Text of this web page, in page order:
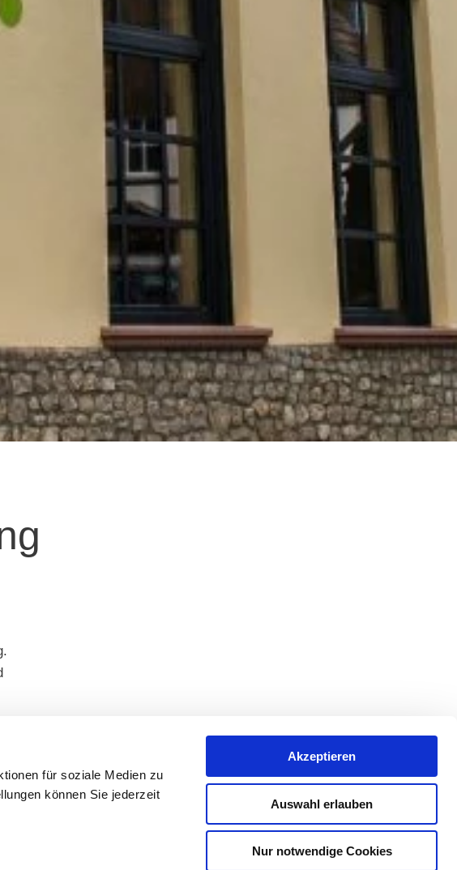
für soziale Medien zu
können Sie jederzeit
Akzeptieren
Auswahl erlauben
Nur notwendige Cookies